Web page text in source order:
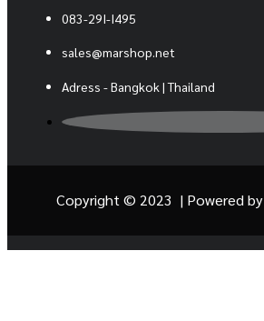
083-29I-I495
sales@marshop.net
Adress - Bangkok | Thailand
Copyright © 2023 | Powered by